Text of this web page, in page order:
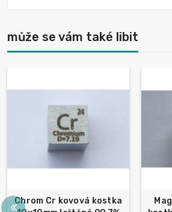
může se vám také libit
Chrom Cr kovová kostka